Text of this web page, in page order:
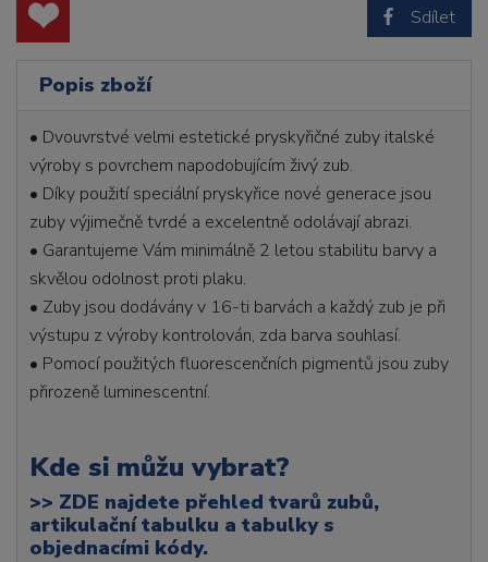
Sdílet
Popis zboží
• Dvouvrstvé velmi estetické pryskyřičné zuby italské
výroby s povrchem napodobujícím živý zub.
• Díky použití speciální pryskyřice nové generace jsou
zuby výjimečně tvrdé a excelentně odolávají abrazi.
• Garantujeme Vám minimálně 2 letou stabilitu barvy a
skvělou odolnost proti plaku.
• Zuby jsou dodávány v 16-ti barvách a každý zub je při
výstupu z výroby kontrolován, zda barva souhlasí.
• Pomocí použitých fluorescenčních pigmentů jsou zuby
přirozeně luminescentní.
Kde si můžu vybrat?
>> ZDE najdete přehled tvarů zubů,
artikulační tabulku a tabulky s
objednacími kódy.